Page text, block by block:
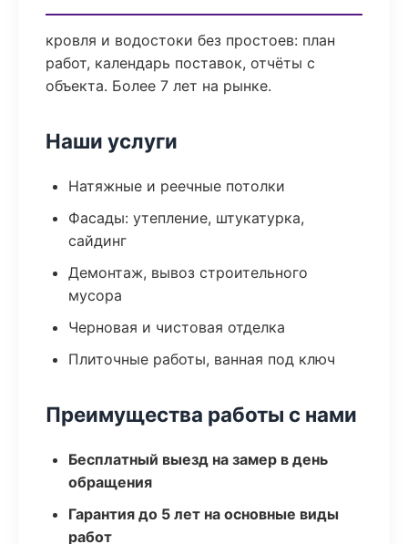
кровля и водостоки без простоев: план
работ, календарь поставок, отчёты с
объекта. Более 7 лет на рынке.
Наши услуги
Натяжные и реечные потолки
Фасады: утепление, штукатурка,
сайдинг
Демонтаж, вывоз строительного
мусора
Черновая и чистовая отделка
Плиточные работы, ванная под ключ
Преимущества работы с нами
Бесплатный выезд на замер в день
обращения
Гарантия до 5 лет на основные виды
работ